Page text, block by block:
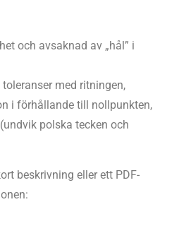
och avsaknad av „hål” i
med ritningen,
i förhållande till nollpunkten,
polska tecken och
beskrivning eller ett PDF-